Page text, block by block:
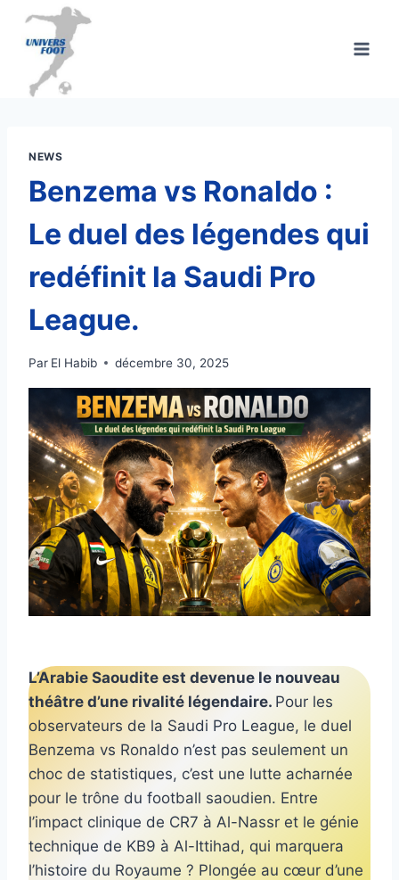
Aller
contenu
NEWS
Benzema vs Ronaldo :
Le duel des légendes qui
redéfinit la Saudi Pro
League.
Par El Habib décembre 30, 2025
L’Arabie Saoudite est devenue le nouveau
théâtre d’une rivalité légendaire. Pour les
observateurs de la Saudi Pro League, le duel
Benzema vs Ronaldo n’est pas seulement un
choc de statistiques, c’est une lutte acharnée
pour le trône du football saoudien. Entre
l’impact clinique de CR7 à Al-Nassr et le génie
technique de KB9 à Al-Ittihad, qui marquera
l’histoire du Royaume ? Plongée au cœur d’une